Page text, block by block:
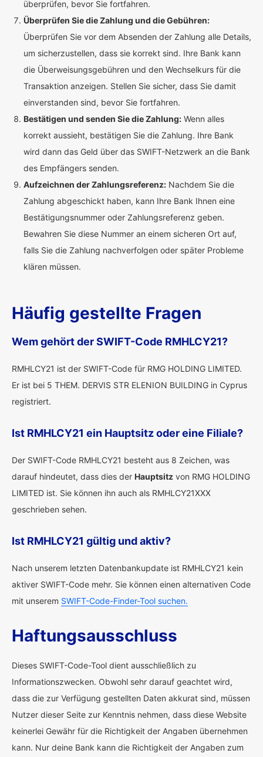
überprüfen, bevor Sie fortfahren.
Überprüfen Sie die Zahlung und die Gebühren:
Überprüfen Sie vor dem Absenden der Zahlung alle Details,
um sicherzustellen, dass sie korrekt sind. Ihre Bank kann
die Überweisungsgebühren und den Wechselkurs für die
Transaktion anzeigen. Stellen Sie sicher, dass Sie damit
einverstanden sind, bevor Sie fortfahren.
Bestätigen und senden Sie die Zahlung: Wenn alles
korrekt aussieht, bestätigen Sie die Zahlung. Ihre Bank
wird dann das Geld über das SWIFT-Netzwerk an die Bank
des Empfängers senden.
Aufzeichnen der Zahlungsreferenz: Nachdem Sie die
Zahlung abgeschickt haben, kann Ihre Bank Ihnen eine
Bestätigungsnummer oder Zahlungsreferenz geben.
Bewahren Sie diese Nummer an einem sicheren Ort auf,
falls Sie die Zahlung nachverfolgen oder später Probleme
klären müssen.
Häufig gestellte Fragen
Wem gehört der SWIFT-Code RMHLCY21?
RMHLCY21 ist der SWIFT-Code für RMG HOLDING LIMITED.
Er ist bei 5 THEM. DERVIS STR ELENION BUILDING in Cyprus
registriert.
Ist RMHLCY21 ein Hauptsitz oder eine Filiale?
Der SWIFT-Code RMHLCY21 besteht aus 8 Zeichen, was
darauf hindeutet, dass dies der Hauptsitz von RMG HOLDING
LIMITED ist. Sie können ihn auch als RMHLCY21XXX
geschrieben sehen.
Ist RMHLCY21 gültig und aktiv?
Nach unserem letzten Datenbankupdate ist RMHLCY21 kein
aktiver SWIFT-Code mehr. Sie können einen alternativen Code
mit unserem SWIFT-Code-Finder-Tool suchen.
Haftungsausschluss
Dieses SWIFT-Code-Tool dient ausschließlich zu
Informationszwecken. Obwohl sehr darauf geachtet wird,
dass die zur Verfügung gestellten Daten akkurat sind, müssen
Nutzer dieser Seite zur Kenntnis nehmen, dass diese Website
keinerlei Gewähr für die Richtigkeit der Angaben übernehmen
kann. Nur deine Bank kann die Richtigkeit der Angaben zum